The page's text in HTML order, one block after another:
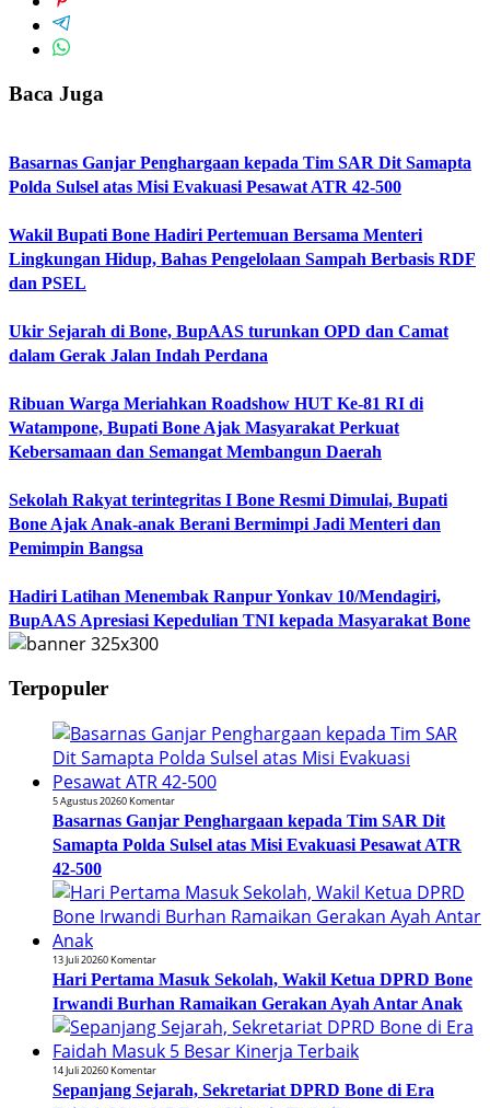
Baca Juga
Basarnas Ganjar Penghargaan kepada Tim SAR Dit Samapta
Polda Sulsel atas Misi Evakuasi Pesawat ATR 42-500
Wakil Bupati Bone Hadiri Pertemuan Bersama Menteri
Lingkungan Hidup, Bahas Pengelolaan Sampah Berbasis RDF
dan PSEL
Ukir Sejarah di Bone, BupAAS turunkan OPD dan Camat
dalam Gerak Jalan Indah Perdana
Ribuan Warga Meriahkan Roadshow HUT Ke-81 RI di
Watampone, Bupati Bone Ajak Masyarakat Perkuat
Kebersamaan dan Semangat Membangun Daerah
Sekolah Rakyat terintegritas I Bone Resmi Dimulai, Bupati
Bone Ajak Anak-anak Berani Bermimpi Jadi Menteri dan
Pemimpin Bangsa
Hadiri Latihan Menembak Ranpur Yonkav 10/Mendagiri,
BupAAS Apresiasi Kepedulian TNI kepada Masyarakat Bone
Terpopuler
5 Agustus 20260 Komentar
Basarnas Ganjar Penghargaan kepada Tim SAR Dit
Samapta Polda Sulsel atas Misi Evakuasi Pesawat ATR
42-500
13 Juli 20260 Komentar
Hari Pertama Masuk Sekolah, Wakil Ketua DPRD Bone
Irwandi Burhan Ramaikan Gerakan Ayah Antar Anak
14 Juli 20260 Komentar
Sepanjang Sejarah, Sekretariat DPRD Bone di Era